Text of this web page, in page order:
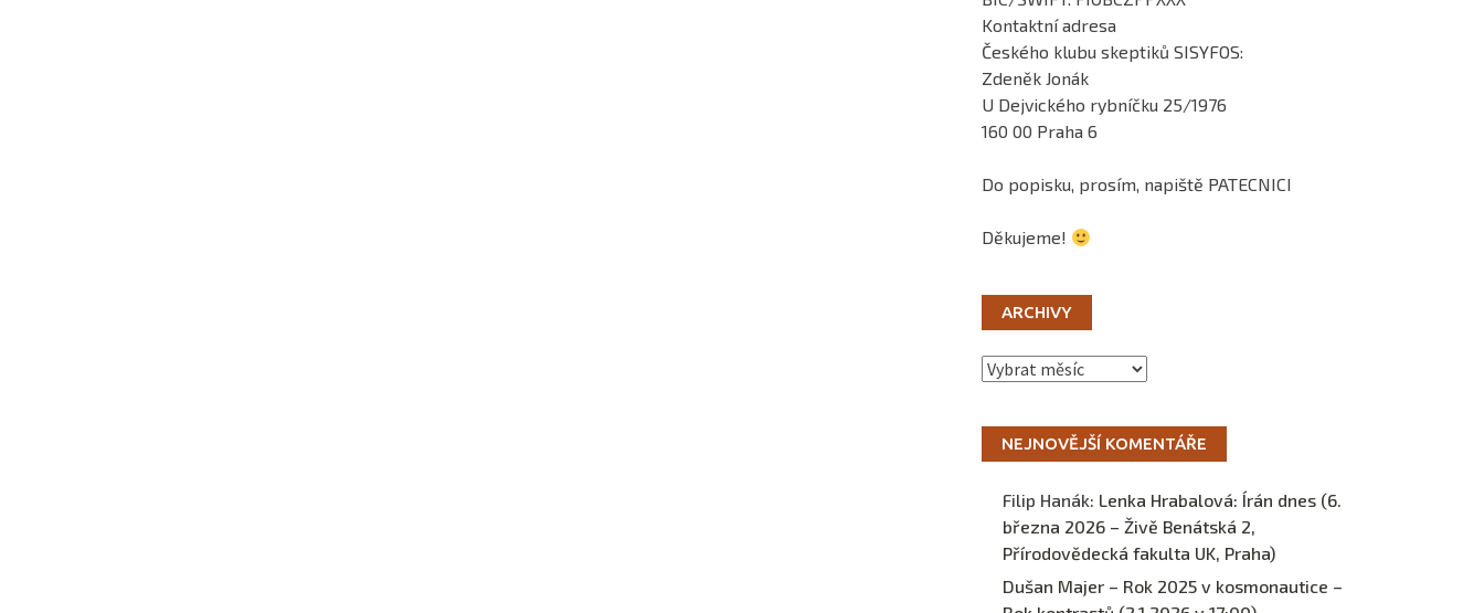
Kontaktní adresa
Českého klubu skeptiků SISYFOS:
Zdeněk Jonák
U Dejvického rybníčku 25/1976
160 00 Praha 6
Do popisku, prosím, napiště PATECNICI
Děkujeme!
ARCHIVY
Archivy
NEJNOVĚJŠÍ KOMENTÁŘE
Filip Hanák: Lenka Hrabalová: Írán dnes (6.
března 2026 – Živě Benátská 2,
Přírodovědecká fakulta UK, Praha)
Dušan Majer – Rok 2025 v kosmonautice –